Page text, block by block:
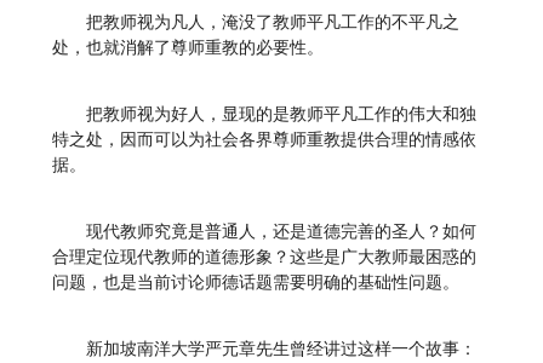
把教师视为凡人，淹没了教师平凡工作的不平凡之
处，也就消解了尊师重教的必要性。
把教师视为好人，显现的是教师平凡工作的伟大和独
特之处，因而可以为社会各界尊师重教提供合理的情感依
据。
现代教师究竟是普通人，还是道德完善的圣人？如何
合理定位现代教师的道德形象？这些是广大教师最困惑的
问题，也是当前讨论师德话题需要明确的基础性问题。
新加坡南洋大学严元章先生曾经讲过这样一个故事：